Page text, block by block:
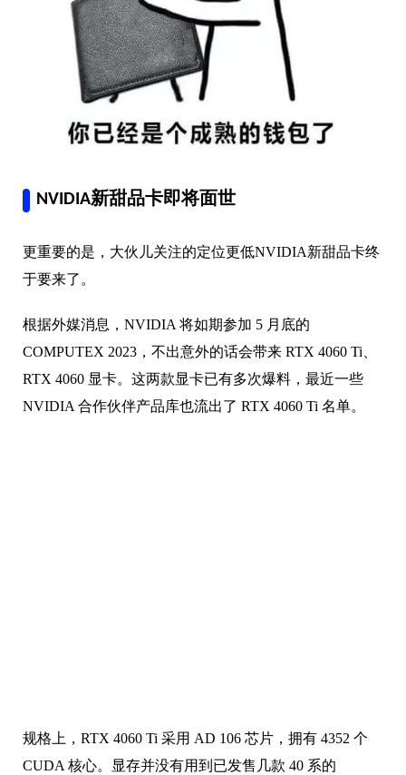
NVIDIA新甜品卡即将面世
更重要的是，大伙儿关注的定位更低NVIDIA新甜品卡终
于要来了。
根据外媒消息，NVIDIA 将如期参加 5 月底的
COMPUTEX 2023，不出意外的话会带来 RTX 4060 Ti、
RTX 4060 显卡。这两款显卡已有多次爆料，最近一些
NVIDIA 合作伙伴产品库也流出了 RTX 4060 Ti 名单。
规格上，RTX 4060 Ti 采用 AD 106 芯片，拥有 4352 个
CUDA 核心。显存并没有用到已发售几款 40 系的